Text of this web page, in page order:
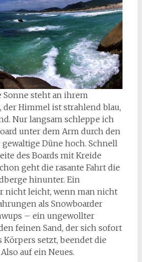
Sonne steht an ihrem
der Himmel ist strahlend blau,
Nur langsam schleppe ich
unter dem Arm durch den
Düne hoch. Schnell
des Boards mit Kreide
geht die rasante Fahrt die
hinunter. Ein
nicht leicht, wenn man nicht
als Snowboarder
– ein ungewollter
feinen Sand, der sich sofort
Körpers setzt, beendet die
auf ein Neues.